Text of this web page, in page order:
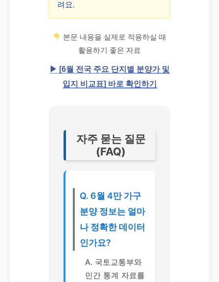
려요.
본문 내용을 실제로 적용하실 때
활용하기 좋은 자료
▶ [6월 전국 주요 단지별 분양가 및
입지 비교표] 바로 확인하기
자주 묻는 질문
(FAQ)
Q. 6월 4만 가구
분양 정보는 얼마
나 정확한 데이터
인가요?
A. 국토교통부와
민간 통계 자료를